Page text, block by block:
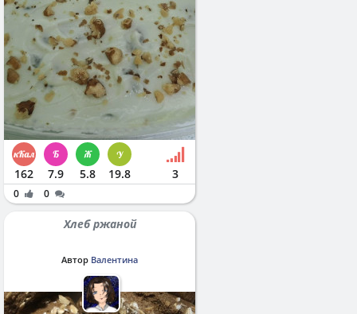
162 7.9 5.8 19.8 3
0 0
Хлеб ржаной
Автор Валентина